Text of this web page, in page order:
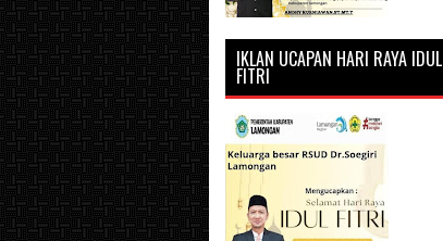
IKLAN UCAPAN HARI RAYA IDUL
FITRI